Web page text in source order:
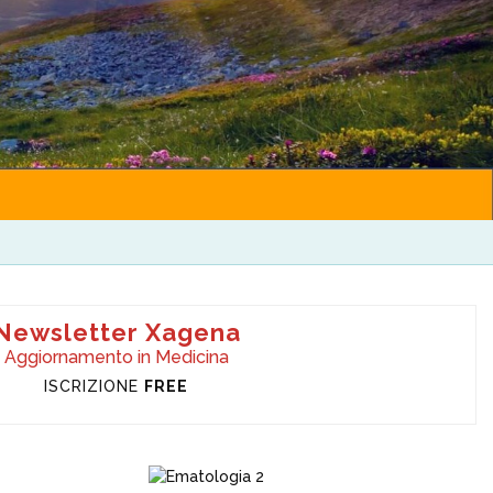
Xagena
Aggiornamento in Medicina
ISCRIZIONE FREE